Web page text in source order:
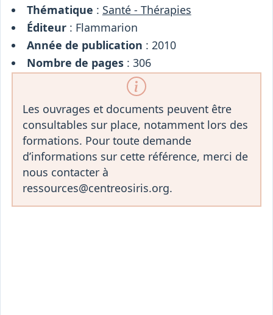
Thématique : Santé - Thérapies
Éditeur: Flammarion
Année de publication : 2010
Nombre de pages: 306
Les ouvrages et documents peuvent être
consultables sur place, notamment lors des
formations. Pour toute demande
d’informations sur cette référence, merci de
nous contacter à
ressources@centreosiris.org.